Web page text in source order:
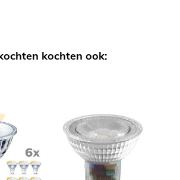
kochten ook: